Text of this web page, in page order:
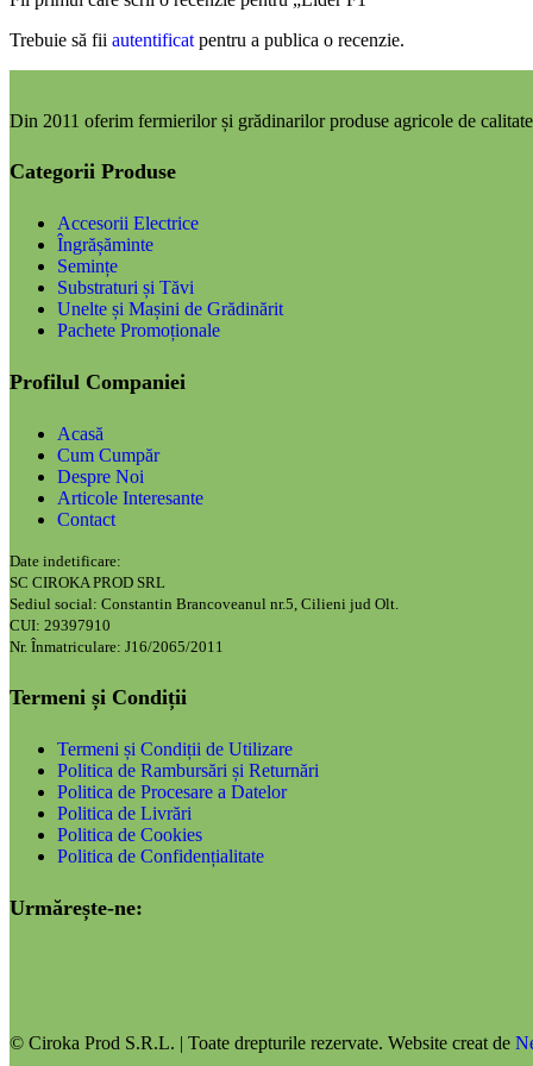
Trebuie să fii autentificat pentru a publica o recenzie.
Din 2011 oferim fermierilor și grădinarilor produse agricole de
Categorii Produse
Accesorii Electrice
Îngrășăminte
Semințe
Substraturi și Tăvi
Unelte și Mașini de Grădinărit
Pachete Promoționale
Profilul Companiei
Acasă
Cum Cumpăr
Despre Noi
Articole Interesante
Contact
Date indetificare:
SC CIROKA PROD SRL
Sediul social: Constantin Brancoveanul nr.5, Cilieni jud Olt.
CUI: 29397910
Nr. Înmatriculare: J16/2065/2011
Termeni și Condiții
Termeni și Condiții de Utilizare
Politica de Rambursări și Returnări
Politica de Procesare a Datelor
Politica de Livrări
Politica de Cookies
Politica de Confidențialitate
Urmărește-ne:
© Ciroka Prod S.R.L. | Toate drepturile rezervate. Website creat de